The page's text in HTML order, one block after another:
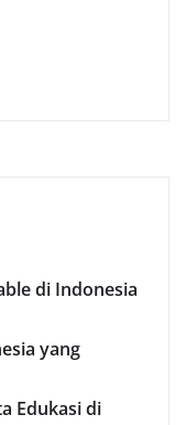
di Indonesia
yang
Edukasi di